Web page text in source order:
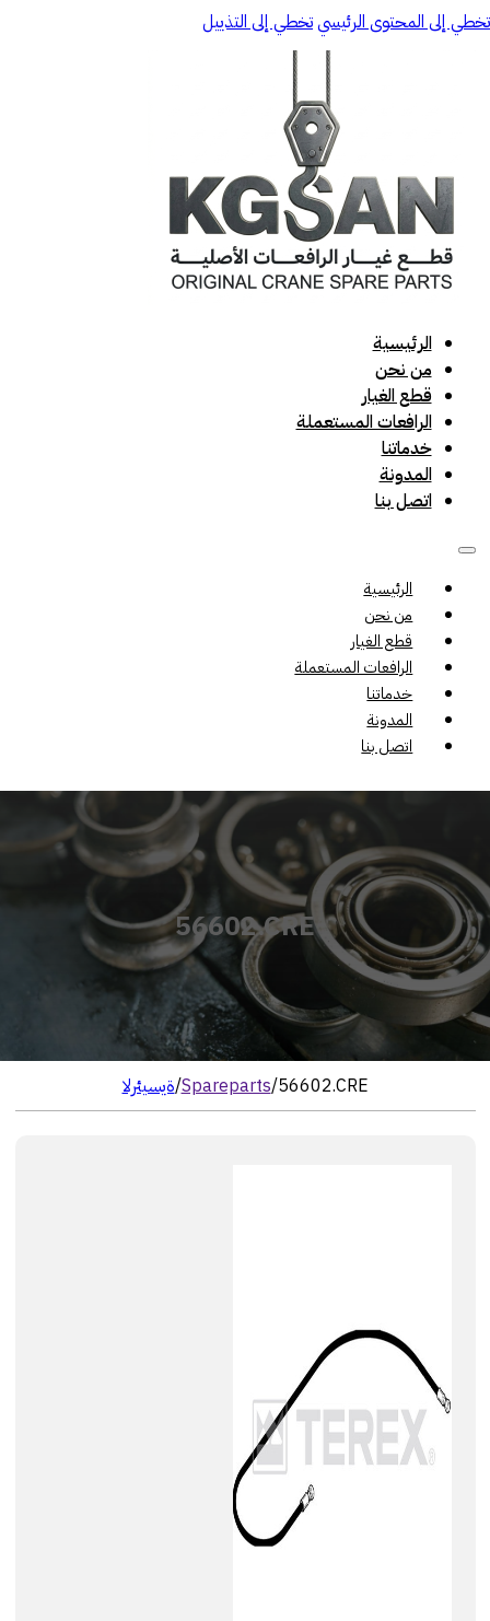
تخطي إلى المحتوى الرئيسيتخطي إلى التذييل
الرئيسية
من نحن
قطع الغيار
الرافعات المستعملة
خدماتنا
المدونة
اتصل بنا
الرئيسية
من نحن
قطع الغيار
الرافعات المستعملة
خدماتنا
المدونة
اتصل بنا
56602.CRE
الرئيسية/Spareparts/56602.CRE